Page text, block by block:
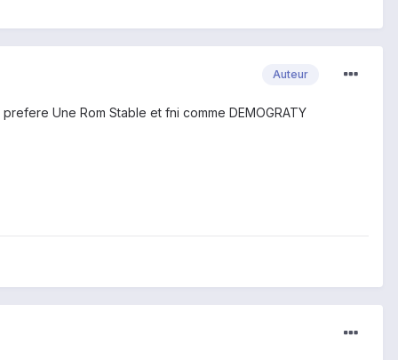
Auteur
prefere Une Rom Stable et fni comme DEMOGRATY